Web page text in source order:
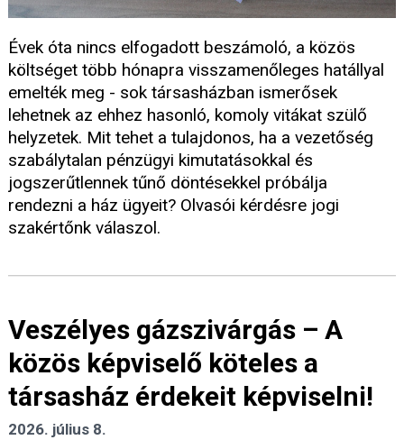
Évek óta nincs elfogadott beszámoló, a közös
költséget több hónapra visszamenőleges hatállyal
emelték meg - sok társasházban ismerősek
lehetnek az ehhez hasonló, komoly vitákat szülő
helyzetek. Mit tehet a tulajdonos, ha a vezetőség
szabálytalan pénzügyi kimutatásokkal és
jogszerűtlennek tűnő döntésekkel próbálja
rendezni a ház ügyeit? Olvasói kérdésre jogi
szakértőnk válaszol.
Veszélyes gázszivárgás – A
közös képviselő köteles a
társasház érdekeit képviselni!
2026. július 8.